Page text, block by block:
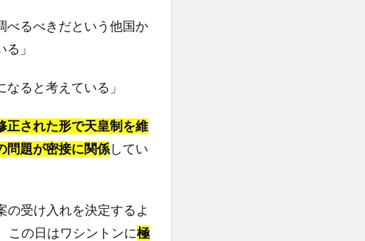
べるべきだという他国か
」
ると考えている」
正された形で天皇制を維
問題が密接に関係してい
受け入れを決定するよ
この日はワシントンに極